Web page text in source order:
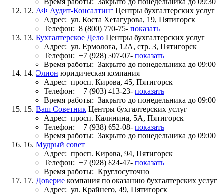
12. АФ Аудит-Консалтинг Центры бухгалтерских услуг
Адрес: ул. Коста Хетагурова, 19, Пятигорск
Телефон: 8 (800) 770-75- показать
13. Бухгалтерское Дело Центры бухгалтерских услуг
Адрес: ул. Ермолова, 12А, стр. 3, Пятигорск
Телефон: +7 (928) 307-07- показать
Время работы: Закрыто до понедельника до 09:00
14. Элион юридическая компания
Адрес: просп. Кирова, 45, Пятигорск
Телефон: +7 (903) 413-23- показать
Время работы: Закрыто до понедельника до 09:00
15. Ваш Советник Центры бухгалтерских услуг
Адрес: просп. Калинина, 5А, Пятигорск
Телефон: +7 (938) 652-08- показать
Время работы: Закрыто до понедельника до 09:00
16. Мудрый совет
Адрес: просп. Кирова, 94, Пятигорск
Телефон: +7 (928) 824-47- показать
Время работы: Круглосуточно
17. Доверие компания по оказанию бухгалтерских услуг
Адрес: ул. Крайнего, 49, Пятигорск